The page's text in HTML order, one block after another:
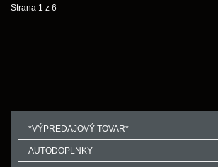
Strana 1 z 6
*VÝPREDAJOVÝ TOVAR*
AUTODOPLNKY